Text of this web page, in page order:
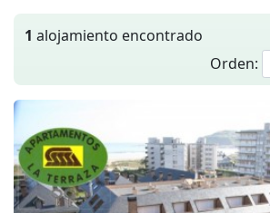
1 alojamiento encontrado
Orden: